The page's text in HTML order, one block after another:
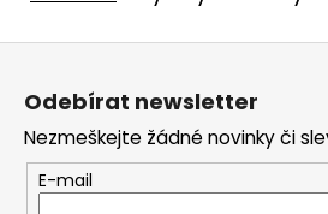
Odebírat newsletter
Nezmeškejte žádné novinky či
E-mail